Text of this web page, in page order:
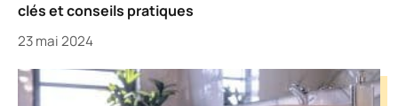
clés et conseils pratiques
23 mai 2024